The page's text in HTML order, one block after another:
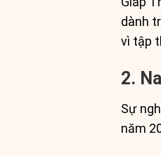
dành
vì tập
2.
Sự
năm